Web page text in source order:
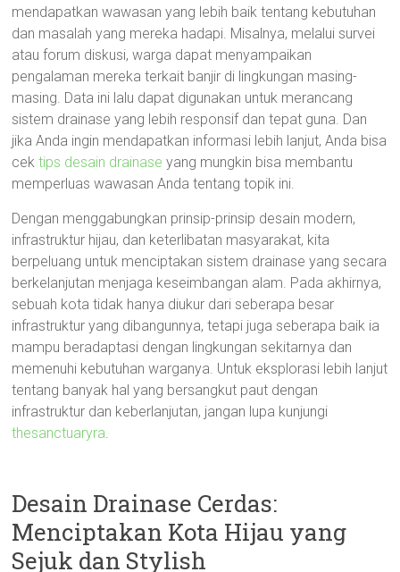
mendapatkan wawasan yang lebih baik tentang kebutuhan
dan masalah yang mereka hadapi. Misalnya, melalui survei
atau forum diskusi, warga dapat menyampaikan
pengalaman mereka terkait banjir di lingkungan masing-
masing. Data ini lalu dapat digunakan untuk merancang
sistem drainase yang lebih responsif dan tepat guna. Dan
jika Anda ingin mendapatkan informasi lebih lanjut, Anda bisa
cektips desain drainase yang mungkin bisa membantu
memperluas wawasan Anda tentang topik ini.
Dengan menggabungkan prinsip-prinsip desain modern,
infrastruktur hijau, dan keterlibatan masyarakat, kita
berpeluang untuk menciptakan sistem drainase yang secara
berkelanjutan menjaga keseimbangan alam. Pada akhirnya,
sebuah kota tidak hanya diukur dari seberapa besar
infrastruktur yang dibangunnya, tetapi juga seberapa baik ia
mampu beradaptasi dengan lingkungan sekitarnya dan
memenuhi kebutuhan warganya. Untuk eksplorasi lebih lanjut
tentang banyak hal yang bersangkut paut dengan
infrastruktur dan keberlanjutan, jangan lupa kunjungi
thesanctuaryra.
Desain Drainase Cerdas:
Menciptakan Kota Hijau yang
Sejuk dan Stylish